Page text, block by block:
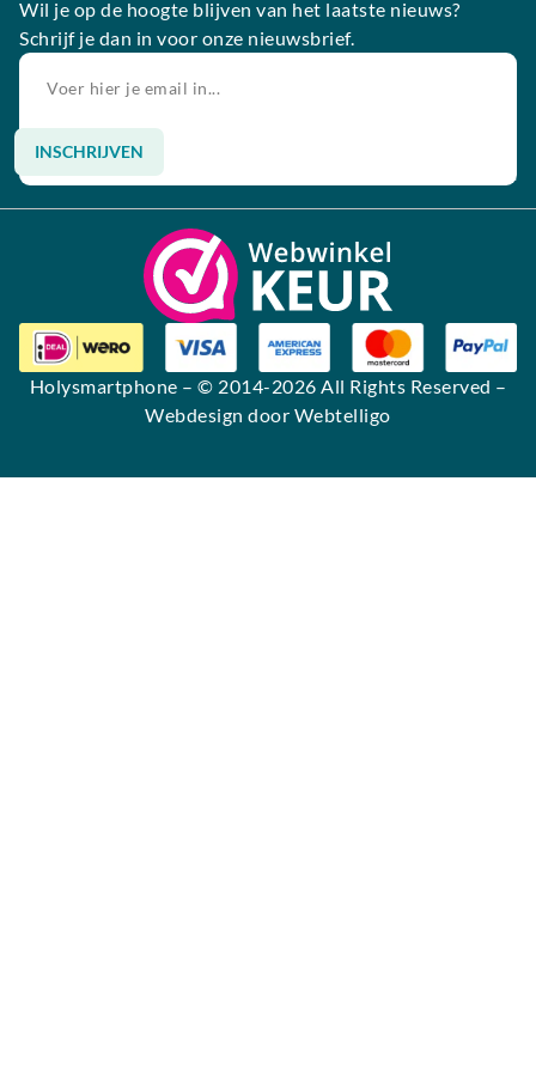
Wil je op de hoogte blijven van het laatste nieuws?
Schrijf je dan in voor onze nieuwsbrief.
INSCHRIJVEN
Alternative:
Holysmartphone – © 2014-2026 All Rights Reserved –
Webdesign door Webtelligo